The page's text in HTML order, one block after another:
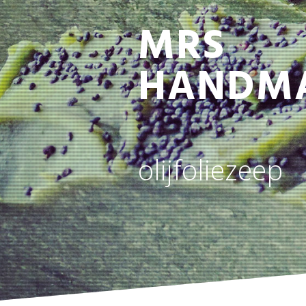
MRS
olijfoliezeep